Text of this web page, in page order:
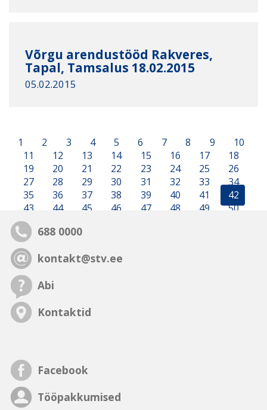
Võrgu arendustööd Rakveres,
Tapal, Tamsalus 18.02.2015
05.02.2015
1 2 3 4 5 6 7 8 9
10
11
12 13 14 15 16 17
18
19
20 21 22 23 24 25
26
27
28 29 30 31 32 33
34
35
36 37 38 39 40 41
42
43
44 45 46 47 48 49 50
688 0000
kontakt@stv.ee
Abi
Kontaktid
Facebook
Tööpakkumised